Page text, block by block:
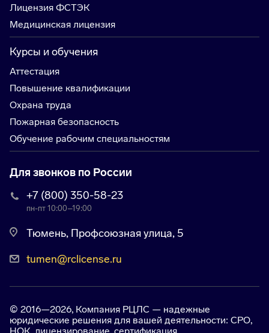
Лицензия ФСТЭК
Медицинская лицензия
Курсы и обучения
Аттестация
Повышение квалификации
Охрана труда
Пожарная безопасность
Обучение рабочим специальностям
Для звонков по России
+7 (800) 350-58-23
пн-пт 10:00–19:00
Тюмень, Профсоюзная улица, 5
tumen@rclicense.ru
© 2016—2026, Компания РЦЛС — надежные
юридические решения для вашей деятельности: СРО,